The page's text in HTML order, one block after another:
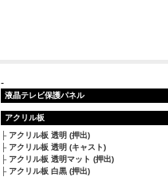
-
液晶テレビ保護パネル
アクリル板
アクリル板 透明 (押出)
アクリル板 透明 (キャスト)
アクリル板 透明マット (押出)
アクリル板 白黒 (押出)